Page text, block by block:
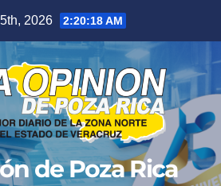
2026 2:20:19 AM
de Poza Rica